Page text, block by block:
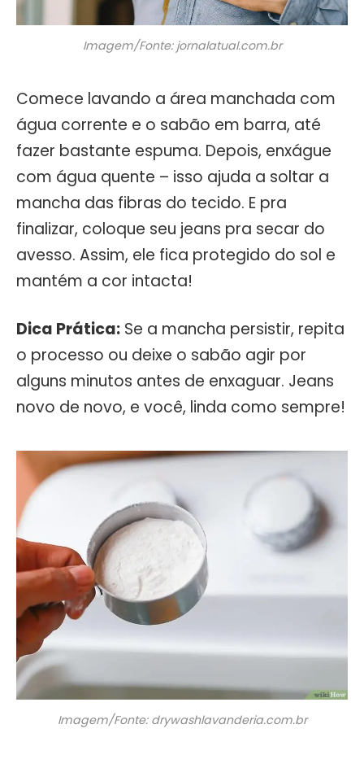
Imagem/Fonte: jornalatual.com.br
Comece lavando a área manchada com
água corrente e o sabão em barra, até
fazer bastante espuma. Depois, enxágue
com água quente – isso ajuda a soltar a
mancha das fibras do tecido. E pra
finalizar, coloque seu jeans pra secar do
avesso. Assim, ele fica protegido do sol e
mantém a cor intacta!
Dica Prática: Se a mancha persistir, repita
o processo ou deixe o sabão agir por
alguns minutos antes de enxaguar. Jeans
novo de novo, e você, linda como sempre!
Imagem/Fonte: drywashlavanderia.com.br